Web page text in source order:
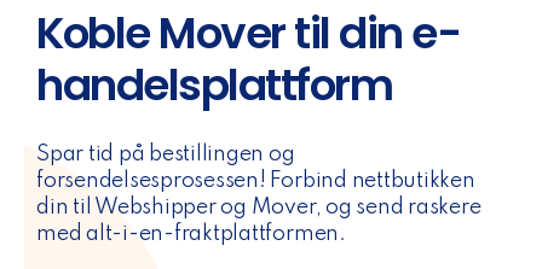
Koble Mover til din e-
handelsplattform
Spar tid på bestillingen og
forsendelsesprosessen! Forbind nettbutikken
din til Webshipper og Mover, og send raskere
med alt-i-en-fraktplattformen.